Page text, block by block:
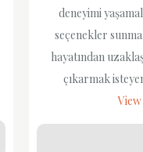
deneyimi
seçenekler
hayatından
çıkarmak